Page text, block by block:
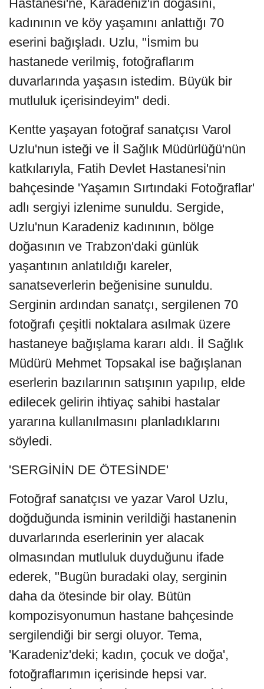
Hastanesi'ne, Karadeniz'in doğasını,
kadınının ve köy yaşamını anlattığı 70
eserini bağışladı. Uzlu, "İsmim bu
hastanede verilmiş, fotoğraflarım
duvarlarında yaşasın istedim. Büyük bir
mutluluk içerisindeyim" dedi.
Kentte yaşayan fotoğraf sanatçısı Varol
Uzlu'nun isteği ve İl Sağlık Müdürlüğü'nün
katkılarıyla, Fatih Devlet Hastanesi'nin
bahçesinde 'Yaşamın Sırtındaki Fotoğraflar'
adlı sergiyi izlenime sunuldu. Sergide,
Uzlu'nun Karadeniz kadınının, bölge
doğasının ve Trabzon'daki günlük
yaşantının anlatıldığı kareler,
sanatseverlerin beğenisine sunuldu.
Serginin ardından sanatçı, sergilenen 70
fotoğrafı çeşitli noktalara asılmak üzere
hastaneye bağışlama kararı aldı. İl Sağlık
Müdürü Mehmet Topsakal ise bağışlanan
eserlerin bazılarının satışının yapılıp, elde
edilecek gelirin ihtiyaç sahibi hastalar
yararına kullanılmasını planladıklarını
söyledi.
'SERGİNİN DE ÖTESİNDE'
Fotoğraf sanatçısı ve yazar Varol Uzlu,
doğduğunda isminin verildiği hastanenin
duvarlarında eserlerinin yer alacak
olmasından mutluluk duyduğunu ifade
ederek, "Bugün buradaki olay, serginin
daha da ötesinde bir olay. Bütün
kompozisyonumun hastane bahçesinde
sergilendiği bir sergi oluyor. Tema,
'Karadeniz'deki; kadın, çocuk ve doğa',
fotoğraflarımın içerisinde hepsi var.